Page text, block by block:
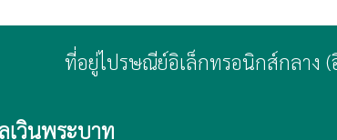
ที่อยู่ไปรษณีย์อิเล็กทรอนิกส์กลาง (
เวินพระบาท